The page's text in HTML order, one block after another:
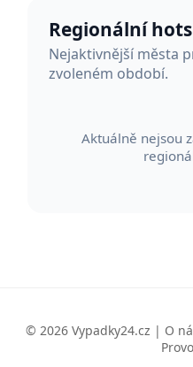
Regionální
Nejaktivnější města
zvoleném období.
Aktuálně nejsou
© 2026 Vypadky24.cz | O